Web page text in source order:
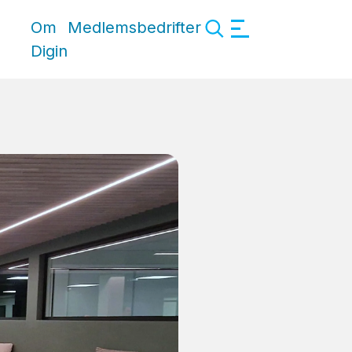
Om
Digin
Medlemsbedrifter